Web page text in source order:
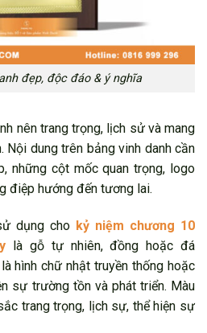
đẹp, độc đáo & ý nghĩa
nên trang trọng, lịch sử và mang
Nội dung trên bảng vinh danh cần
những cột mốc quan trọng, logo
điệp hướng đến tương lai.
dụng cho kỷ niệm chương 10
là gỗ tự nhiên, đồng hoặc đá
hình chữ nhật truyền thống hoặc
sự trường tồn và phát triển. Màu
trang trọng, lịch sự, thể hiện sự